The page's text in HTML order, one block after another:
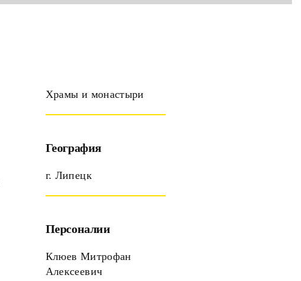
Храмы и монастыри
География
г. Липецк
Персоналии
Клюев Митрофан
Алексеевич